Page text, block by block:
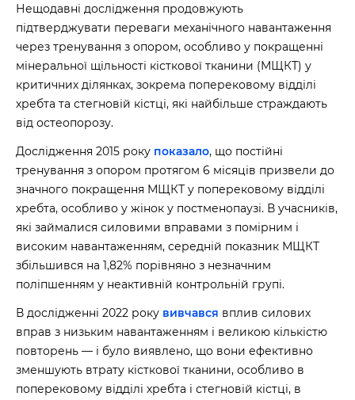
Нещодавні дослідження продовжують
підтверджувати переваги механічного навантаження
через тренування з опором, особливо у покращенні
мінеральної щільності кісткової тканини (МЩКТ) у
критичних ділянках, зокрема поперековому відділі
хребта та стегновій кістці, які найбільше страждають
від остеопорозу.
Дослідження 2015 року показало, що постійні
тренування з опором протягом 6 місяців призвели до
значного покращення МЩКТ у поперековому відділі
хребта, особливо у жінок у постменопаузі. В учасників,
які займалися силовими вправами з помірним і
високим навантаженням, середній показник МЩКТ
збільшився на 1,82% порівняно з незначним
поліпшенням у неактивній контрольній групі.
В дослідженні 2022 року вивчався вплив силових
вправ з низьким навантаженням і великою кількістю
повторень — і було виявлено, що вони ефективно
зменшують втрату кісткової тканини, особливо в
поперековому відділі хребта і стегновій кістці, в